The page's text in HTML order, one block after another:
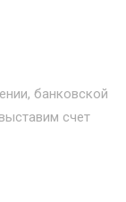
банковской
счет